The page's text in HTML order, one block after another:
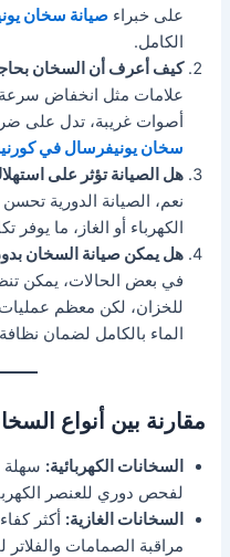
على خبراءصيانة سخان
الكامل.
كيف أعرف أن السخان
علامات مثل انخفاض سرعة
أصوات غريبة، تدل على
سخان يونيفرسال في
هل الصيانة تؤثر على
نعم، الصيانة الدورية
الكهرباء أو الغاز، ما يوفر
هل يمكن صيانة السخان
في بعض الحالات، يمكن
للخزان، لكن معظم عمليات
الماء بالكامل لضمان
مقارنة بين أنواع
السخانات الكهربائية: سهلة
لفحص دوري للعنصر
السخانات الغازية: أكثر
مراقبة الصمامات